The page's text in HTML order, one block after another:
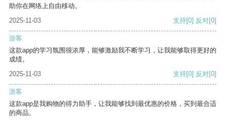
助你在网络上自由移动。
2025-11-03
支持[0] 反对[0]
游客
这款app的学习氛围很浓厚，能够激励我不断学习，让我能够取得更好的
成绩。
2025-11-03
支持[0] 反对[0]
游客
这款app是我购物的得力助手，让我能够找到最优惠的价格，买到最合适
的商品。